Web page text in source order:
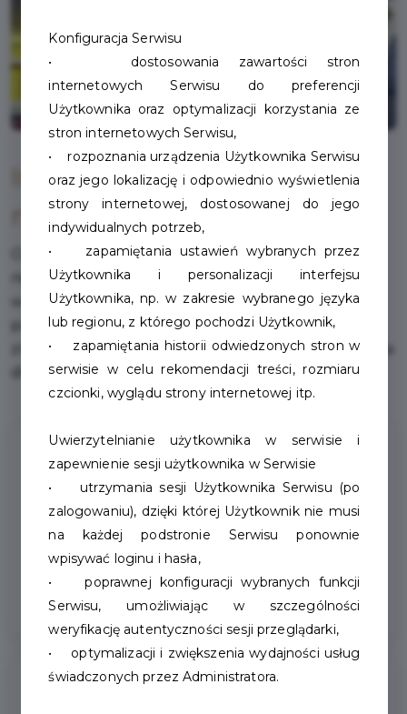
Informacje dla osób z
niepełnosprawnościami
Obiekt jest dostosowany do osób z
niepełnosprawnościami: wejście do budynku oraz
wszystkie najważniejsze punkty znajdują się na
poziomie 0: kasa, szatnia, toalety.Na sali kinowej
znajdują się wydzielone miejsca dla wózków, toaleta
dla osób z niepełnosprawnością.
Udogodnienia
Parking dla gości
Dostosowany
Konfiguracja Serwisu
• dostosowania zawartości stron
internetowych Serwisu do preferencji
Użytkownika oraz optymalizacji korzystania ze
stron internetowych Serwisu,
• rozpoznania urządzenia Użytkownika Serwisu
oraz jego lokalizację i odpowiednio wyświetlenia
strony internetowej, dostosowanej do jego
indywidualnych potrzeb,
• zapamiętania ustawień wybranych przez
Użytkownika i personalizacji interfejsu
Użytkownika, np. w zakresie wybranego języka
lub regionu, z którego pochodzi Użytkownik,
• zapamiętania historii odwiedzonych stron w
serwisie w celu rekomendacji treści, rozmiaru
czcionki, wyglądu strony internetowej itp.
Uwierzytelnianie użytkownika w serwisie i
zapewnienie sesji użytkownika w Serwisie
• utrzymania sesji Użytkownika Serwisu (po
zalogowaniu), dzięki której Użytkownik nie musi
na każdej podstronie Serwisu ponownie
wpisywać loginu i hasła,
• poprawnej konfiguracji wybranych funkcji
Serwisu, umożliwiając w szczególności
weryfikację autentyczności sesji przeglądarki,
• optymalizacji i zwiększenia wydajności usług
świadczonych przez Administratora.